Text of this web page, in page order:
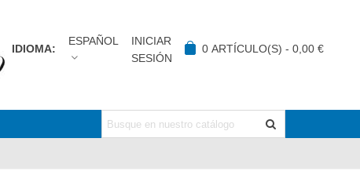
IDIOMA:
ESPAÑOL
INICIAR
SESIÓN
0 ARTÍCULO(S) - 0,00 €